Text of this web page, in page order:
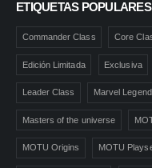
ETIQUETAS POPULARES
Commander Class Core
Edición Limitada Exclusiva
Leader Class Marvel
Masters of the universe
MOTU Origins MOTU